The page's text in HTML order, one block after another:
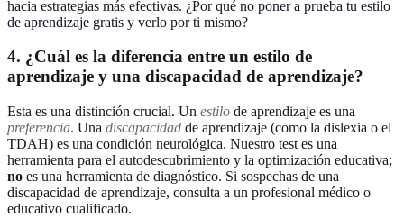
hacia estrategias más efectivas. ¿Por qué no poner a prueba tu estilo
de aprendizaje gratis y verlo por ti mismo?
4. ¿Cuál es la diferencia entre un estilo de
aprendizaje y una discapacidad de aprendizaje?
Esta es una distinción crucial. Un estilo de aprendizaje es una
preferencia. Una discapacidad de aprendizaje (como la dislexia o el
TDAH) es una condición neurológica. Nuestro test es una
herramienta para el autodescubrimiento y la optimización educativa;
no es una herramienta de diagnóstico. Si sospechas de una
discapacidad de aprendizaje, consulta a un profesional médico o
educativo cualificado.